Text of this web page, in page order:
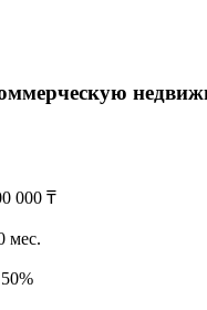
000 ₸
мес.